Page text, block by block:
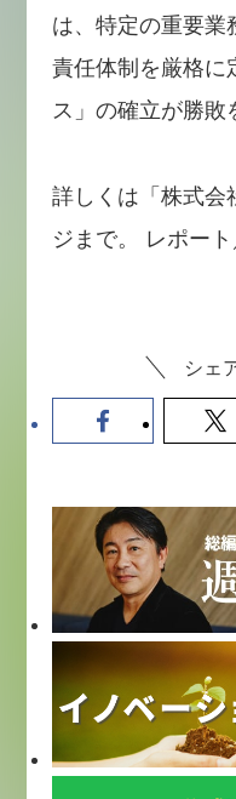
は、特定の重要業
責任体制を厳格に
ス」の確立が勝敗
詳しくは「株式会
ジまで。 レポー
シェ